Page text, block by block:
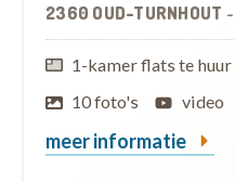
2360 OUD-TURNHOUT -
1-kamer flats te huur
10 foto's video
meer informatie